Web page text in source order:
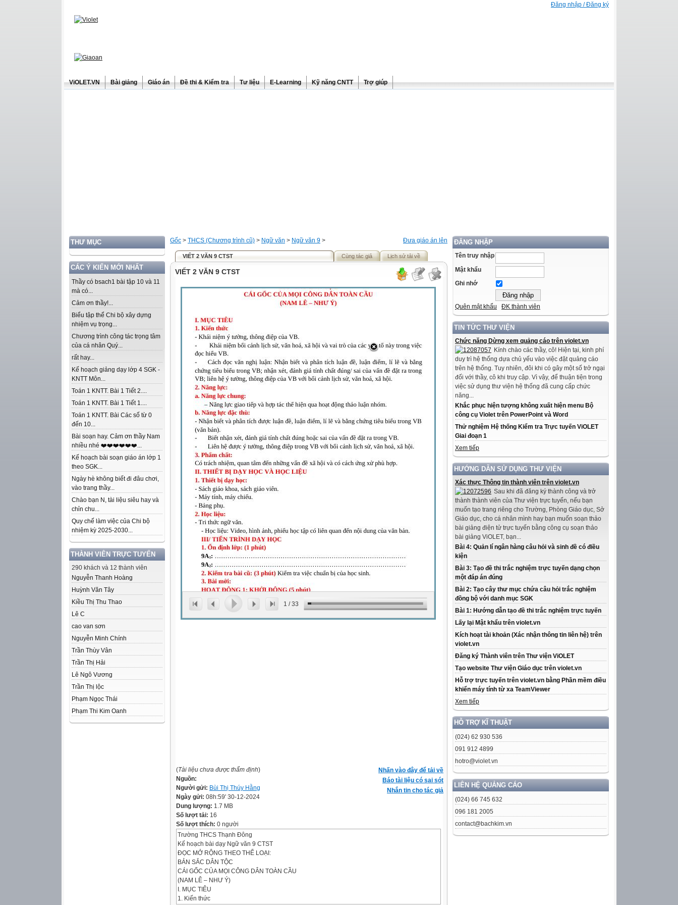
Đăng nhập / Đăng ký
ViOLET.VN Bài giảng Giáo án Đề thi & Kiểm tra Tư liệu E-Learning Kỹ năng CNTT Trợ giúp
THƯ MỤC
CÁC Ý KIẾN MỚI NHẤT
Thầy có bsach1 bài tập 10 và 11
mà có...
Cảm ơn thầy!...
Biểu tập thể Chi bộ xây dựng
nhiệm vụ trọng...
Chương trình công tác trọng tâm
của cá nhân Quý...
rất hay...
Kế hoạch giảng dạy lớp 4 SGK -
KNTT Môn...
Toán 1 KNTT. Bài 1 Tiết 2....
Toán 1 KNTT. Bài 1 Tiết 1....
Toán 1 KNTT. Bài Các số từ 0
đến 10...
Bài soạn hay. Cảm ơn thầy Nam
nhiều nhé ❤️❤️❤️❤️❤️❤️...
Kế hoạch bài soạn giáo án lớp 1
theo SGK...
Ngày hè không biết đi đâu chơi,
vào trang thầy...
Chào bạn N, tài liệu siêu hay và
chỉn chu...
Quy chế làm việc của Chi bộ
nhiệm kỳ 2025-2030...
THÀNH VIÊN TRỰC TUYẾN
290 khách và 12 thành viên
Nguyễn Thanh Hoàng
Huỳnh Văn Tây
Kiều Thị Thu Thao
Lê C
cao van sơn
Nguyễn Minh Chính
Trần Thùy Vân
Trần Thị Hải
Lê Ngô Vương
Trần Thị lộc
Phạm Ngọc Thái
Phạm Thi Kim Oanh
ĐĂNG NHẬP
Tên truy nhập
Mật khẩu
Ghi nhớ
Quên mật khẩu ĐK thành viên
TIN TỨC THƯ VIỆN
Chức năng Dừng xem quảng cáo trên violet.vn
Kính chào các thầy, cô! Hiện tại, kinh phí
duy trì hệ thống dựa chủ yếu vào việc đặt quảng cáo
trên hệ thống. Tuy nhiên, đôi khi có gây một số trở ngại
đối với thầy, cô khi truy cập. Vì vậy, để thuận tiện trong
việc sử dụng thư viện hệ thống đã cung cấp chức
năng...
Khắc phục hiện tượng không xuất hiện menu Bộ
công cụ Violet trên PowerPoint và Word
Thử nghiệm Hệ thống Kiểm tra Trực tuyến ViOLET
Giai đoạn 1
Xem tiếp
HƯỚNG DẪN SỬ DỤNG THƯ VIỆN
Xác thực Thông tin thành viên trên violet.vn
Sau khi đã đăng ký thành công và trở
thành thành viên của Thư viện trực tuyến, nếu bạn
muốn tạo trang riêng cho Trường, Phòng Giáo dục, Sở
Giáo dục, cho cá nhân mình hay bạn muốn soạn thảo
bài giảng điện tử trực tuyến bằng công cụ soạn thảo
bài giảng ViOLET, bạn...
Bài 4: Quản lí ngân hàng câu hỏi và sinh đề có điều
kiện
Bài 3: Tạo đề thi trắc nghiệm trực tuyến dạng chọn
một đáp án đúng
Bài 2: Tạo cây thư mục chứa câu hỏi trắc nghiệm
đồng bộ với danh mục SGK
Bài 1: Hướng dẫn tạo đề thi trắc nghiệm trực tuyến
Lấy lại Mật khẩu trên violet.vn
Kích hoạt tài khoản (Xác nhận thông tin liên hệ) trên
violet.vn
Đăng ký Thành viên trên Thư viện ViOLET
Tạo website Thư viện Giáo dục trên violet.vn
Hỗ trợ trực tuyến trên violet.vn bằng Phần mềm điều
khiển máy tính từ xa TeamViewer
Xem tiếp
HỖ TRỢ KĨ THUẬT
(024) 62 930 536
091 912 4899
hotro@violet.vn
LIÊN HỆ QUẢNG CÁO
(024) 66 745 632
096 181 2005
contact@bachkim.vn
Đưa giáo án lên
Gốc > THCS (Chương trình cũ) > Ngữ văn > Ngữ văn 9 >
VIẾT 2 VĂN 9 CTST Cùng tác giả Lịch sử tải về
VIẾT 2 VĂN 9 CTST
1 /33
Nhấn vào đây để tải về
Báo tài liệu có sai sót
Nhắn tin cho tác giả
(Tài liệu chưa được thẩm định)
Nguồn:
Người gửi: Bùi Thị Thúy Hằng
Ngày gửi: 08h:59' 30-12-2024
Dung lượng: 1.7 MB
Số lượt tải: 16
Số lượt thích: 0 người
Trường THCS Thạnh Đông
Kế hoạch bài dạy Ngữ văn 9 CTST
ĐỌC MỞ RỘNG THEO THỂ LOẠI:
BẢN SẮC DÂN TỘC
CÁI GỐC CỦA MỌI CÔNG DÂN TOÀN CẦU
(NAM LÊ – NHƯ Ý)
I. MỤC TIÊU
1. Kiến thức